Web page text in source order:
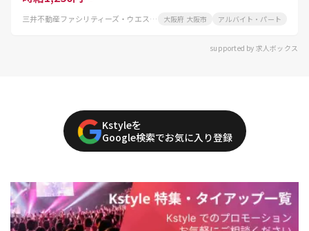
三井不動産ファシリティーズ・ウエスト株式会社 大阪府 大阪市 アルバイト・パート
supported by 求人ボックス
Kstyleを
Google検索でお気に入り登録